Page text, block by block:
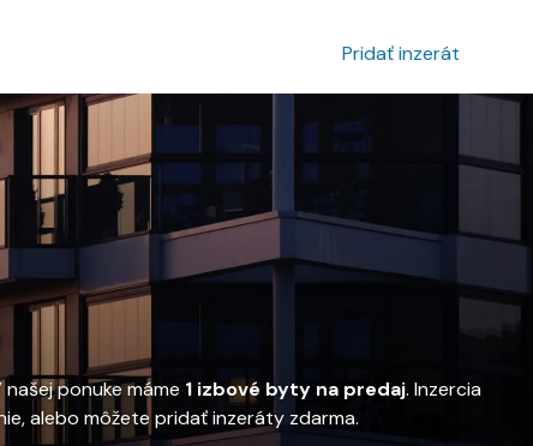
Pridať inzerát
ponuke máme 1 izbové byty na predaj. Inzercia
alebo môžete pridať inzeráty zdarma.